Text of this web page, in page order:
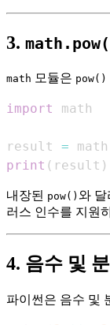
3.
math 모듈은 pow()
import
result = math
print ( result )
내장된 pow() 와 달
러스 인수를 지원
4. 음수 및
파이썬은 음수 및